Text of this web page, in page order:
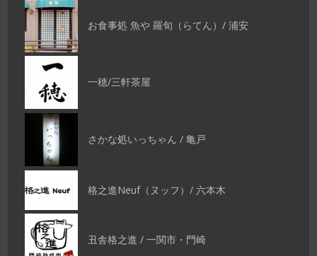
お食事処 魚や 羅旬（らてん）/ 浦安
一穂/三軒茶屋
さかな処いっちゃん / 亀戸
格之進Neuf（ヌッフ）/ 六本木
丑舎格之進 / 一関市・門崎